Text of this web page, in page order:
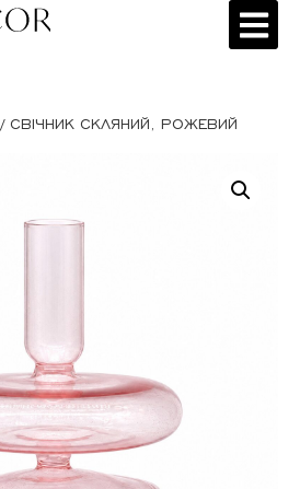
/ СВІЧНИК СКЛЯНИЙ, РОЖЕВИЙ